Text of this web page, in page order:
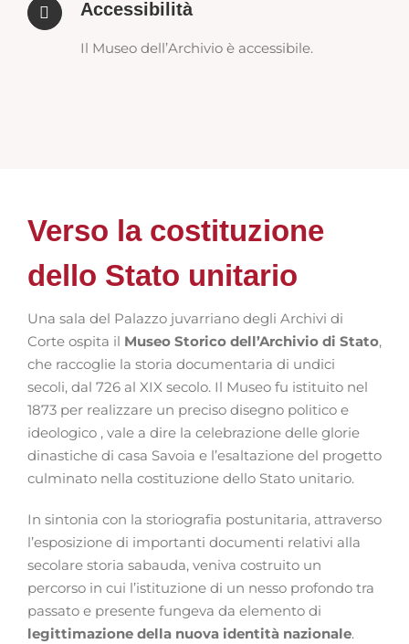
Accessibilità
Il Museo dell’Archivio è accessibile.
Verso la costituzione
dello Stato unitario
Una sala del Palazzo juvarriano degli Archivi di
Corte ospita il Museo Storico dell’Archivio di Stato,
che raccoglie la storia documentaria di undici
secoli, dal 726 al XIX secolo. Il Museo fu istituito nel
1873 per realizzare un preciso disegno politico e
ideologico , vale a dire la celebrazione delle glorie
dinastiche di casa Savoia e l’esaltazione del progetto
culminato nella costituzione dello Stato unitario.
In sintonia con la storiografia postunitaria, attraverso
l’esposizione di importanti documenti relativi alla
secolare storia sabauda, veniva costruito un
percorso in cui l’istituzione di un nesso profondo tra
passato e presente fungeva da elemento di
legittimazione della nuova identità nazionale.